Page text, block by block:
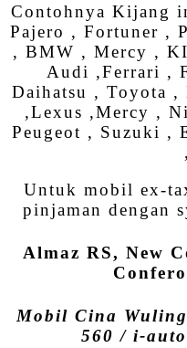
Contohnya Kijang
Pajero , Fortuner ,
, BMW , Mercy ,
Audi ,Ferrari ,
Daihatsu , Toyota ,
,Lexus ,Mercy ,
Peugeot , Suzuki ,
Untuk mobil ex-
pinjaman dengan
Almaz RS, New
Mobil Cina
560 / i-